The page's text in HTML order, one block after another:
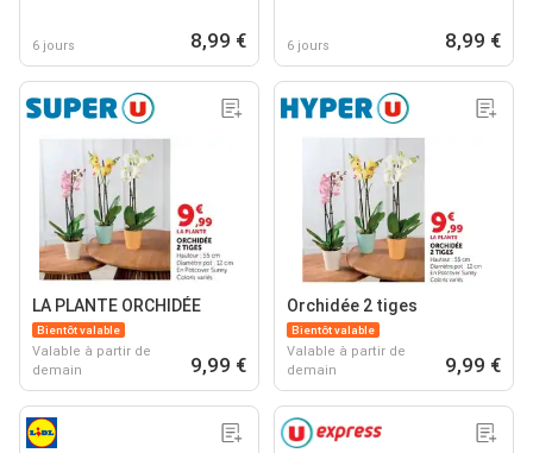
6 jours 8,99 € 6 jours 8,99 €
LA PLANTE ORCHIDÉE
Bientôt valable
Valable à partir de
demain
9,99 €
Orchidée 2 tiges
Bientôt valable
Valable à partir de
demain
9,99 €